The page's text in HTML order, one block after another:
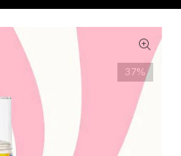
37%